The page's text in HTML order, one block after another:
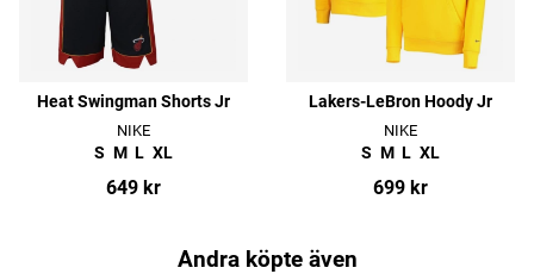
Heat Swingman Shorts Jr
NIKE
S M L XL
649 kr
Lakers-LeBron Hoody Jr
NIKE
S M L XL
699 kr
Andra köpte även